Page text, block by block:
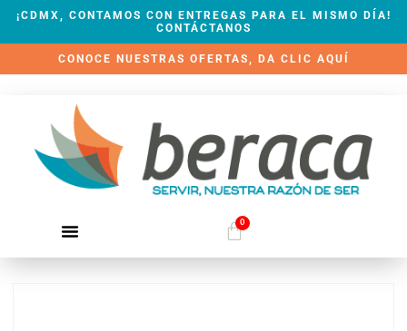
¡CDMX, CONTAMOS CON ENTREGAS PARA EL MISMO DÍA!
CONTÁCTANOS
CONOCE NUESTRAS OFERTAS, DA CLIC AQUÍ
0